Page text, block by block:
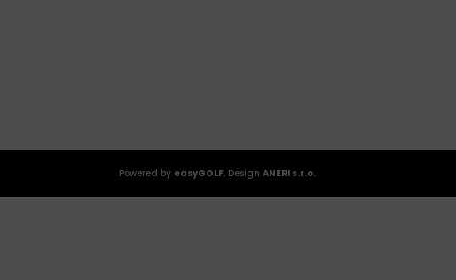
Powered by easyGOLF, DesignANERI s.r.o.